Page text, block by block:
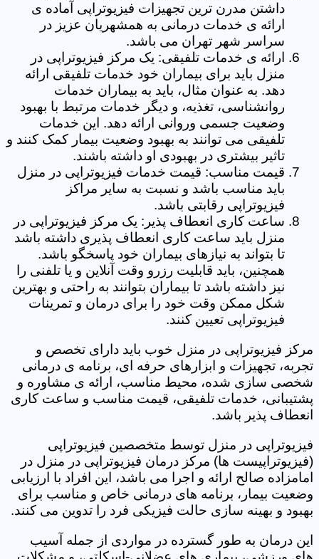
داشتن مدرن ترین تجهیزات فیزیوتراپی آماده ی
ارائه ی خدمات درمانی به همشهریان عزیز در
سراسر شهر تهران می باشد.
ارائه ی خدمات تلفیقی: یک مرکز فیزیوتراپی در
منزل باید برای بیماران خود خدمات تلفیقی ارائه
دهد. به عنوان مثال، باید به بیماران خدمات
روانشناسی، تغذیه، و دیگر خدمات مرتبط با بهبود
وضعیت جسمی وروانی ارائه دهد. این خدمات
تلفیقی می توانند به بهبود وضعیت بیمار کمک کنند و
تاثیر بیشتری در بهبودی او داشته باشند.
قیمت مناسب: قیمت خدمات فیزیوتراپی در منزل
باید مناسب باشد و نسبت به سایر مراکز
فیزیوتراپی رقابتی باشد.
ساعت کاری انعطاف پذیر: یک مرکز فیزیوتراپی در
منزل باید ساعت کاری انعطاف پذیری داشته باشد
تا بتواند به نیازهای بیماران خود پاسخگو باشد.
همچنین، باید قابلیت رزرو وقت آنلاین و یا تلفنی را
نیز داشته باشد تا بیماران بتوانند به راحتی و بهترین
شکل ممکن وقت خود را برای درمان و تمرینات
فیزیوتراپی تعیین کنند.
مرکز فیزیوتراپی در منزل خوب باید دارای تخصص و
تجربه، تجهیزات و ابزارهای حرفه ای، برنامه ی درمانی
شخصی سازی شده، محیط مناسب، ارائه ی مشاوره و
پشتیبانی، خدمات تلفیقی، قیمت مناسب و ساعت کاری
انعطاف پذیر باشد.
فیزیوتراپی در منزل توسط متخصصین فیزیوتراپی
(فیزیوتراپیست ها) مرکز درمان فیزیوتراپی در منزل در
امامزاده صالح ارائه و اجرا می باشد، این افراد با ارزیابی
وضعیت بیمار، برنامه های درمانی خاص و مناسب برای
بهبود و بهینه سازی حالت فیزیکی فرد را تدوین می کنند.
این درمان به طور گسترده در مواردی از جمله آسیب